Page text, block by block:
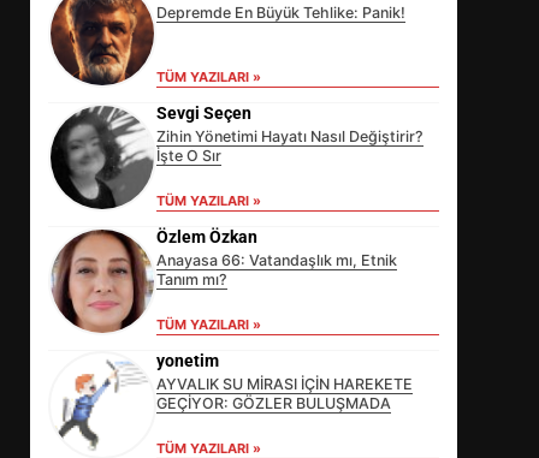
Depremde En Büyük Tehlike: Panik!
TÜM YAZILARI »
Sevgi Seçen
Zihin Yönetimi Hayatı Nasıl Değiştirir?
İşte O Sır
TÜM YAZILARI »
Özlem Özkan
Anayasa 66: Vatandaşlık mı, Etnik
Tanım mı?
TÜM YAZILARI »
yonetim
AYVALIK SU MİRASI İÇİN HAREKETE
GEÇİYOR: GÖZLER BULUŞMADA
TÜM YAZILARI »
EDREMİT’İN GURURU TÜRKİYE
FİNALİNDE NE BAŞARDI?